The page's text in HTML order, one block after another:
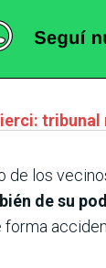
de los
de su